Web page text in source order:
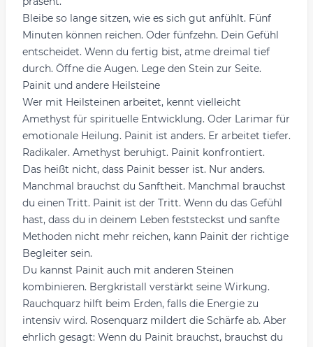
Bleibe so lange sitzen, wie es sich gut anfühlt. Fünf
Minuten können reichen. Oder fünfzehn. Dein Gefühl
entscheidet. Wenn du fertig bist, atme dreimal tief
durch. Öffne die Augen. Lege den Stein zur Seite.
Painit und andere Heilsteine
Wer mit Heilsteinen arbeitet, kennt vielleicht
Amethyst für spirituelle Entwicklung. Oder Larimar für
emotionale Heilung. Painit ist anders. Er arbeitet tiefer.
Radikaler. Amethyst beruhigt. Painit konfrontiert.
Das heißt nicht, dass Painit besser ist. Nur anders.
Manchmal brauchst du Sanftheit. Manchmal brauchst
du einen Tritt. Painit ist der Tritt. Wenn du das Gefühl
hast, dass du in deinem Leben feststeckst und sanfte
Methoden nicht mehr reichen, kann Painit der richtige
Begleiter sein.
Du kannst Painit auch mit anderen Steinen
kombinieren. Bergkristall verstärkt seine Wirkung.
Rauchquarz hilft beim Erden, falls die Energie zu
intensiv wird. Rosenquarz mildert die Schärfe ab. Aber
ehrlich gesagt: Wenn du Painit brauchst, brauchst du